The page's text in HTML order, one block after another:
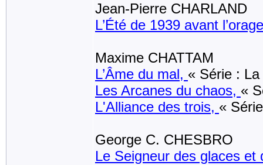
Jean-Pierre CHARLAND
L’Été de 1939 avant l’orage
Maxime CHATTAM
L’Âme du mal, « Série :
Les Arcanes du chaos, «
L'Alliance des trois, «
George C. CHESBRO
Le Seigneur des glaces et